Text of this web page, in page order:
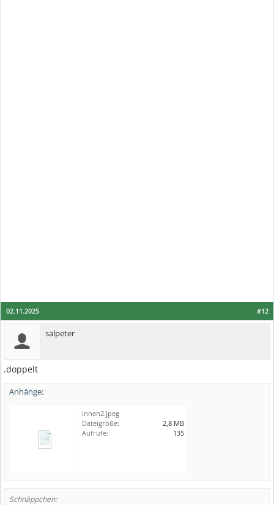
#12
02.11.2025
salpeter
.doppelt
Anhänge:
innen2.jpeg
Dateigröße:
2,8 MB
Aufrufe:
135
Schnäppchen: